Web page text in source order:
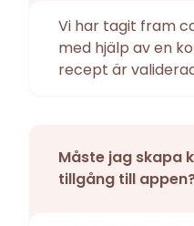
Vi har tagit fram ca
med hjälp av en
recept är
Måste jag skapa
tillgång till